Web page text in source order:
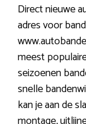
Direct nieuwe
adres voor
meest
seizoenen
snelle
kan je aan de